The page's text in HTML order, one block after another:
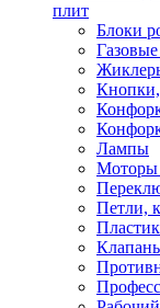
плит
Блоки
Кнопки,
Лампы
Моторы
Петли,